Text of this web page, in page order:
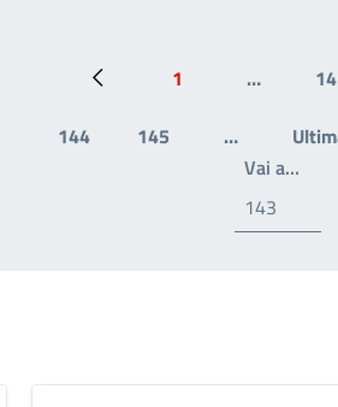
Pagina precedente
Prima pagina
1 …
Page
144
Page
145 …
Vai a…